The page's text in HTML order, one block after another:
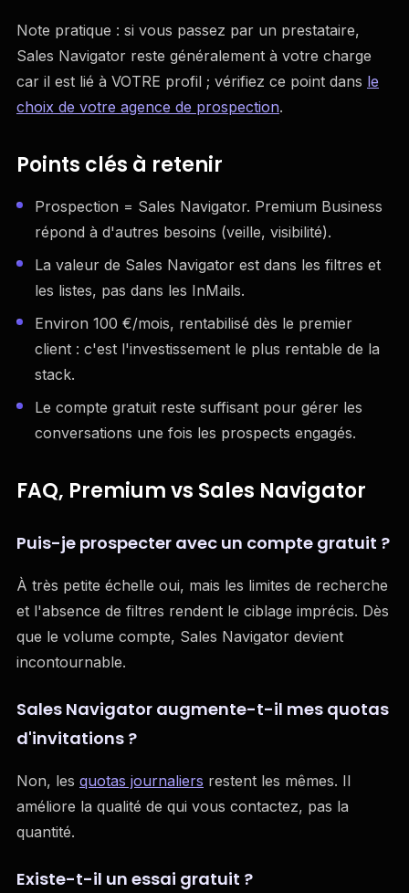
Note pratique : si vous passez par un prestataire,
Sales Navigator reste généralement à votre charge
car il est lié à VOTRE profil ; vérifiez ce point dans le
choix de votre agence de prospection.
Points clés à retenir
Prospection = Sales Navigator. Premium Business
répond à d'autres besoins (veille, visibilité).
La valeur de Sales Navigator est dans les filtres et
les listes, pas dans les InMails.
Environ 100 €/mois, rentabilisé dès le premier
client : c'est l'investissement le plus rentable de la
stack.
Le compte gratuit reste suffisant pour gérer les
conversations une fois les prospects engagés.
FAQ, Premium vs Sales Navigator
Puis-je prospecter avec un compte gratuit ?
À très petite échelle oui, mais les limites de recherche
et l'absence de filtres rendent le ciblage imprécis. Dès
que le volume compte, Sales Navigator devient
incontournable.
Sales Navigator augmente-t-il mes quotas
d'invitations ?
Non, les quotas journaliers restent les mêmes. Il
améliore la qualité de qui vous contactez, pas la
quantité.
Existe-t-il un essai gratuit ?